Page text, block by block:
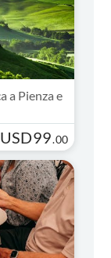
a Pienza e
USD99.00